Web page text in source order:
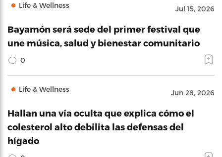
Life & Wellness Jul 15, 2026
Bayamón será sede del primer festival que
une música, salud y bienestar comunitario
0
Life & Wellness Jun 28, 2026
Hallan una vía oculta que explica cómo el
colesterol alto debilita las defensas del
hígado